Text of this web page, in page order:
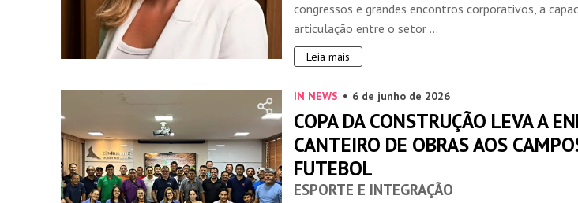
congressos e grandes encontros corporativos, a
articulação entre o setor ...
Leia mais
IN NEWS 6 de junho de 2026
COPA DA CONSTRUÇÃO LEVA A
CANTEIRO DE OBRAS AOS
FUTEBOL
ESPORTE E INTEGRAÇÃO
INSIDER • DIGITAL INSIDER • DIGITAL